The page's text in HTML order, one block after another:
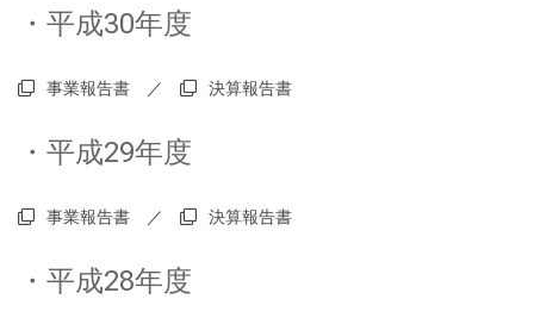
・平成30年度
事業報告書 ／ 決算報告書
・平成29年度
事業報告書 ／ 決算報告書
・平成28年度